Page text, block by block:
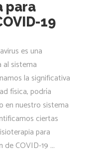
para
19
es una
sistema
la significativa
física, podría
en nuestro sistema
ciertas
para
de COVID-19